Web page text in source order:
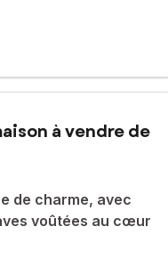
à vendre de
de charme, avec
voûtées au cœur